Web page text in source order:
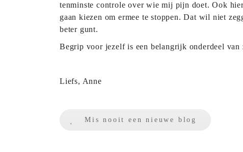
tenminste controle over wie mij pijn doet. Ook
gaan kiezen om ermee te stoppen. Dat wil niet
beter gunt.
Begrip voor jezelf is een belangrijk onderdeel van
Liefs, Anne
Mis nooit een nieuwe blog